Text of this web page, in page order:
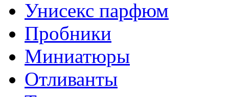
Унисекс парфюм
Пробники
Миниатюры
Отливанты